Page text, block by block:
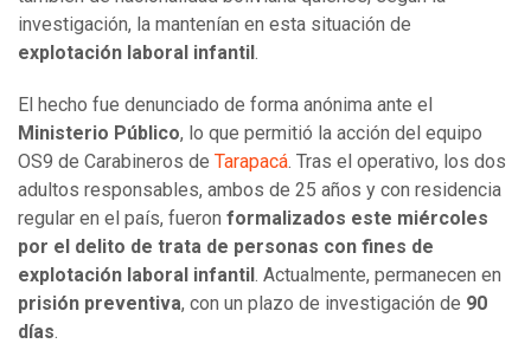
investigación, la mantenían en esta situación de
explotación laboral infantil.
El hecho fue denunciado de forma anónima ante el
Ministerio Público, lo que permitió la acción del equipo
OS9 de Carabineros de Tarapacá. Tras el operativo, los dos
adultos responsables, ambos de 25 años y con residencia
regular en el país, fueron formalizados este miércoles
por el delito de trata de personas con fines de
explotación laboral infantil. Actualmente, permanecen en
prisión preventiva, con un plazo de investigación de 90
días.